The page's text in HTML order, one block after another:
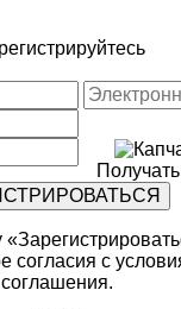
согласия с
соглашения.